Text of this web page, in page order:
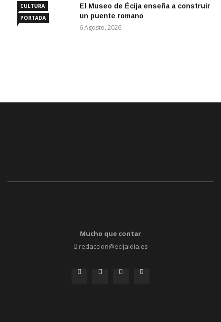
CULTURA
PORTADA
El Museo de Écija enseña a construir
un puente romano
6 Agosto, 2026
Mucho que contar
redaccion@ecijaldia.es